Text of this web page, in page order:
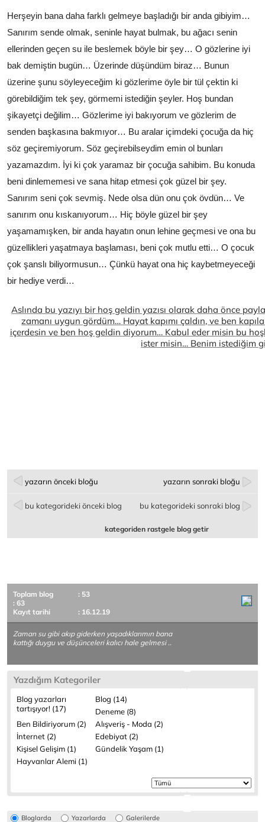
Herşeyin bana daha farklı gelmeye başladığı bir anda gibiyim…
Sanırım sende olmak, seninle hayat bulmak, bu ağacı senin
ellerinden geçen su ile beslemek böyle bir şey… O gözlerine iyi
bak demiştin bugün… Üzerinde düşündüm biraz… Bunun
üzerine şunu söyleyeceğim ki gözlerime öyle bir tül çektin ki
görebildiğim tek şey, görmemi istediğin şeyler. Hoş bundan
şikayetçi değilim… Gözlerime iyi bakıyorum ve gözlerim de
senden başkasına bakmıyor… Bu aralar içimdeki çocuğa da hiç
söz geçiremiyorum. Söz geçirebilseydim emin ol bunları
yazamazdım. İyi ki çok yaramaz bir çocuğa sahibim. Bu konuda
beni dinlememesi ve sana hitap etmesi çok güzel bir şey.
Sanırım seni çok sevmiş. Nede olsa dün onu çok övdün… Ve
sanırım onu kıskanıyorum… Hiç böyle güzel bir şey
yaşamamışken, bir anda hayatın onun lehine geçmesi ve ona bu
güzellikleri yaşatmaya başlaması, beni çok mutlu etti… O çocuk
çok şanslı biliyormusun… Çünkü hayat ona hiç kaybetmeyeceği
bir hediye verdi…
Aslında bu yazıyı bir hoş geldin yazısı olarak daha önce
zamanı uygun gördüm… Hayat kapımı çaldın, ve ben
içerdesin ve ben hoş geldin diyorum… Kabul eder misin bu
ister misin… Benim istediğim
yazarın önceki bloğu yazarın sonraki bloğu
bu kategorideki önceki blog bu kategorideki sonraki blog
kategoriden rastgele blog getir
Toplam blog
: 53
: 63
Kayıt tarihi
: 16.12.19
Zaman su gibi akıp giderken yaşadıklarımın bana
kattığı duygu ve düşünceleri kalıcı hale gelmesi ..
Yazdığım Kategoriler
Blog yazarları
tartışıyor! (17)
Blog (14)
Deneme (8)
Ben Bildiriyorum (2)
Alışveriş - Moda (2)
İnternet (2)
Edebiyat (2)
Kişisel Gelişim (1)
Gündelik Yaşam (1)
Hayvanlar Alemi (1)
Bloglarda Yazarlarda Galerilerde